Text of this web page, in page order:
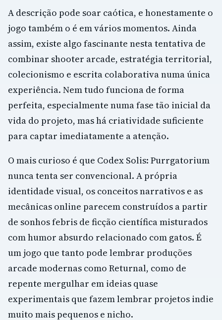
A descrição pode soar caótica, e honestamente o
jogo também o é em vários momentos. Ainda
assim, existe algo fascinante nesta tentativa de
combinar shooter arcade, estratégia territorial,
colecionismo e escrita colaborativa numa única
experiência. Nem tudo funciona de forma
perfeita, especialmente numa fase tão inicial da
vida do projeto, mas há criatividade suficiente
para captar imediatamente a atenção.
O mais curioso é que Codex Solis: Purrgatorium
nunca tenta ser convencional. A própria
identidade visual, os conceitos narrativos e as
mecânicas online parecem construídos a partir
de sonhos febris de ficção científica misturados
com humor absurdo relacionado com gatos. É
um jogo que tanto pode lembrar produções
arcade modernas como Returnal, como de
repente mergulhar em ideias quase
experimentais que fazem lembrar projetos indie
muito mais pequenos e nicho.